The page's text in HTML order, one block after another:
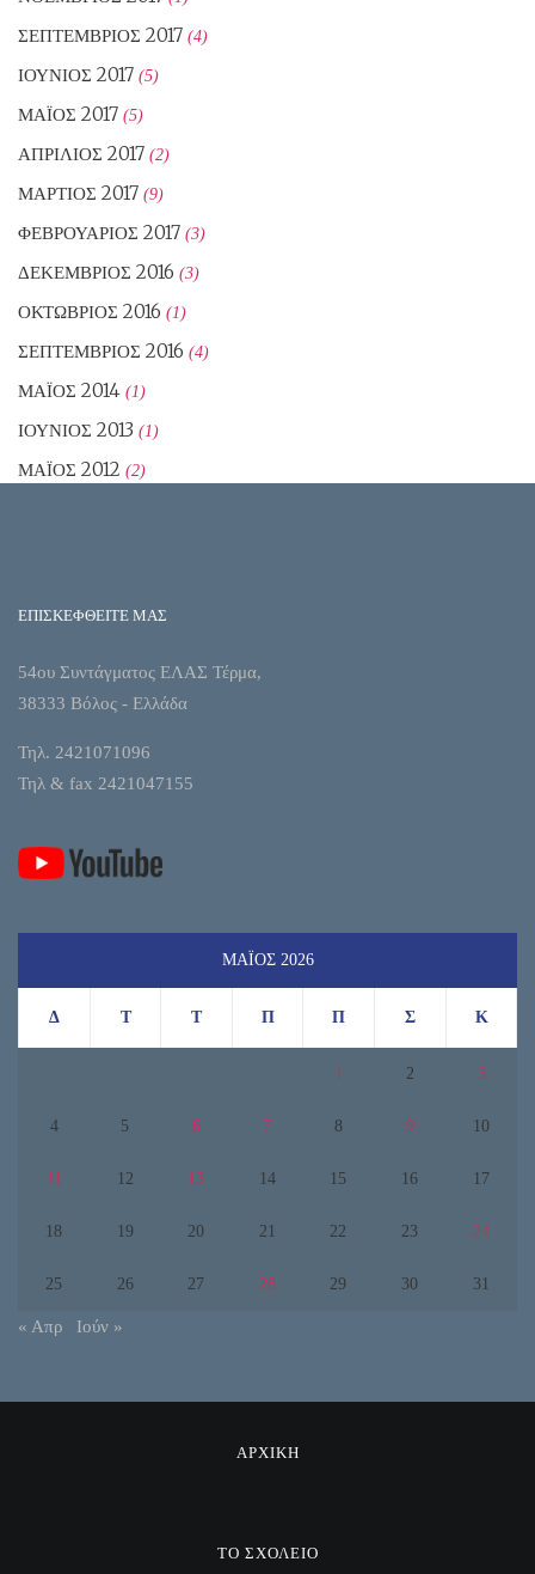
ΣΕΠΤΈΜΒΡΙΟΣ 2017 (4)
ΙΟΎΝΙΟΣ 2017 (5)
ΜΆΙΟΣ 2017 (5)
ΑΠΡΊΛΙΟΣ 2017 (2)
ΜΆΡΤΙΟΣ 2017 (9)
ΦΕΒΡΟΥΆΡΙΟΣ 2017 (3)
ΔΕΚΈΜΒΡΙΟΣ 2016 (3)
ΟΚΤΏΒΡΙΟΣ 2016 (1)
ΣΕΠΤΈΜΒΡΙΟΣ 2016 (4)
ΜΆΙΟΣ 2014 (1)
ΙΟΎΝΙΟΣ 2013 (1)
ΜΆΙΟΣ 2012 (2)
ΕΠΙΣΚΕΦΘΕΙΤΕ ΜΑΣ
54ου Συντάγματος ΕΛΑΣ Τέρμα,
38333 Βόλος - Ελλάδα
Τηλ. 2421071096
Τηλ & fax 2421047155
ΜΆΙΟΣ 2026
Δ Τ Τ Π Π Σ Κ
1 2 3
4 5 6 7 8 9 10
11 12 13 14 15 16 17
18 19 20 21 22 23 24
25 26 27 28 29 30 31
« Απρ Ιούν »
ΑΡΧΙΚΗ
ΤΟ ΣΧΟΛΕΙΟ